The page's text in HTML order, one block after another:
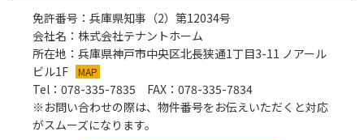
免許番号：兵庫県知事（2）第12034号
会社名：株式会社テナントホーム
所在地：兵庫県神戸市中央区北長狭通1丁目3-11 ノアール
ビル1F
MAP
Tel：078-335-7835 FAX：078-335-7834
※お問い合わせの際は、物件番号をお伝えいただくと対応
がスムーズになります。